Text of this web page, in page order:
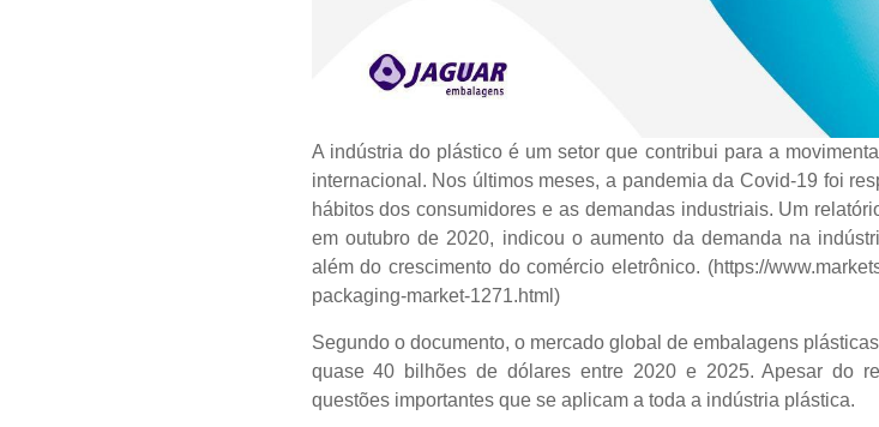
A indústria do plástico é um setor que contribui para a
internacional. Nos últimos meses, a pandemia da Covid-19 foi
hábitos dos consumidores e as demandas industriais. Um
em outubro de 2020, indicou o aumento da demanda na
além do crescimento do comércio eletrônico. (https://
packaging-market-1271.html)
Segundo o documento, o mercado global de embalagens
quase 40 bilhões de dólares entre 2020 e 2025. Apesar do
questões importantes que se aplicam a toda a indústria plástica.